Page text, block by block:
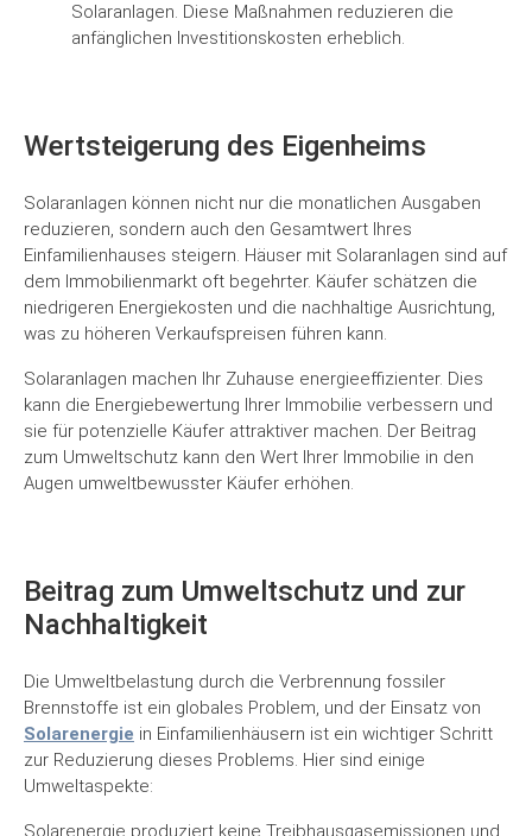
Solaranlagen. Diese Maßnahmen reduzieren die
anfänglichen Investitionskosten erheblich.
Wertsteigerung des Eigenheims
Solaranlagen können nicht nur die monatlichen Ausgaben
reduzieren, sondern auch den Gesamtwert Ihres
Einfamilienhauses steigern. Häuser mit Solaranlagen sind auf
dem Immobilienmarkt oft begehrter. Käufer schätzen die
niedrigeren Energiekosten und die nachhaltige Ausrichtung,
was zu höheren Verkaufspreisen führen kann.
Solaranlagen machen Ihr Zuhause energieeffizienter. Dies
kann die Energiebewertung Ihrer Immobilie verbessern und
sie für potenzielle Käufer attraktiver machen. Der Beitrag
zum Umweltschutz kann den Wert Ihrer Immobilie in den
Augen umweltbewusster Käufer erhöhen.
Beitrag zum Umweltschutz und zur
Nachhaltigkeit
Die Umweltbelastung durch die Verbrennung fossiler
Brennstoffe ist ein globales Problem, und der Einsatz von
Solarenergie in Einfamilienhäusern ist ein wichtiger Schritt
zur Reduzierung dieses Problems. Hier sind einige
Umweltaspekte:
Solarenergie produziert keine Treibhausgasemissionen und